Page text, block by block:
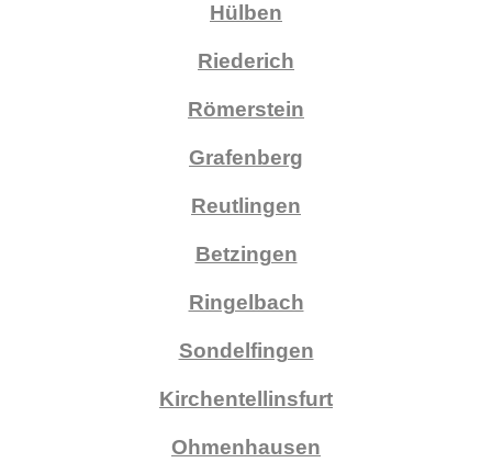
Hülben
Riederich
Römerstein
Grafenberg
Reutlingen
Betzingen
Ringelbach
Sondelfingen
Kirchentellinsfurt
Ohmenhausen